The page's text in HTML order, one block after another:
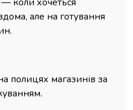
але на готування
полицях магазинів за